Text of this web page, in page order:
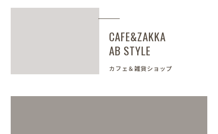
CAFE&ZAKKA
AB STYLE
カフェ＆雑貨ショップ